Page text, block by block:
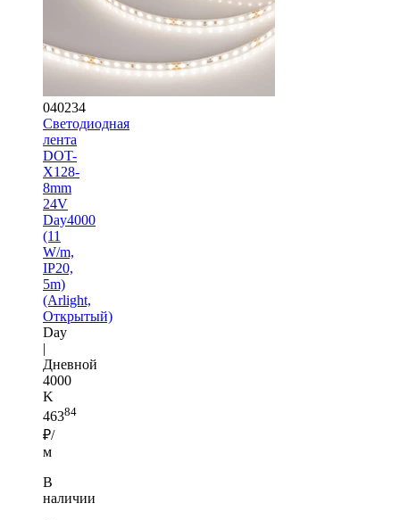
040234
Светодиодная
лента
DOT-
X128-
8mm
24V
Day4000
(11
W/m,
IP20,
5m)
(Arlight,
Открытый)
Day
|
Дневной
4000
K
46384
₽/
м
В
наличии